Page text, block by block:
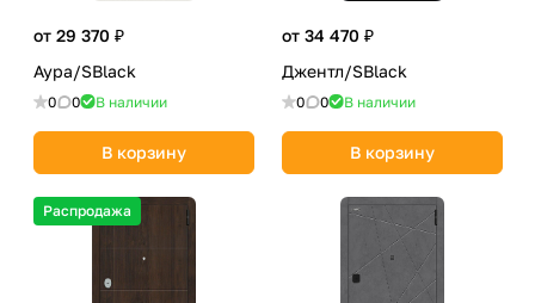
от 29 370 ₽
Аура/SBlack
0 0 В наличии
В корзину
от 34 470 ₽
Джентл/SBlack
0 0 В наличии
В корзину
Распродажа